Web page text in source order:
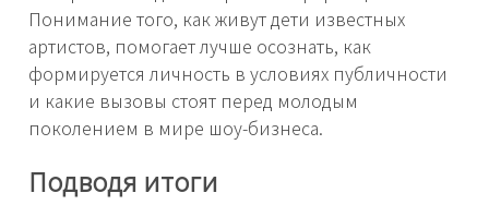
Понимание того, как живут дети известных
артистов, помогает лучше осознать, как
формируется личность в условиях публичности
и какие вызовы стоят перед молодым
поколением в мире шоу-бизнеса.
Подводя итоги